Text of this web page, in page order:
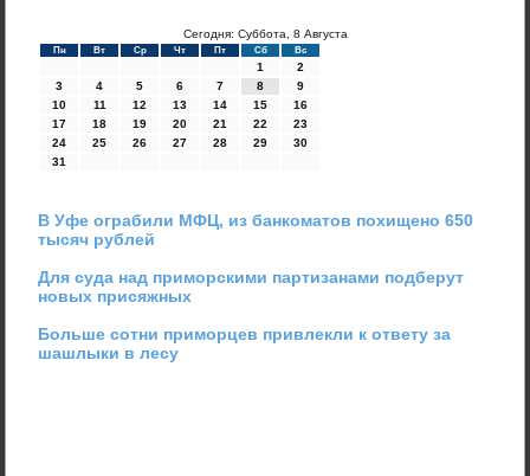
Сегодня: Суббота, 8 Августа
Пн Вт Ср Чт Пт Сб Вс
1
2
3
4 5 6 7 8
9
10
11 12 13 14 15
16
17
18 19 20 21 22
23
24
25 26 27 28 29
30
31
В Уфе ограбили МФЦ, из банкоматов похищено 650
тысяч рублей
Для суда над приморскими партизанами подберут
новых присяжных
Больше сотни приморцев привлекли к ответу за
шашлыки в лесу